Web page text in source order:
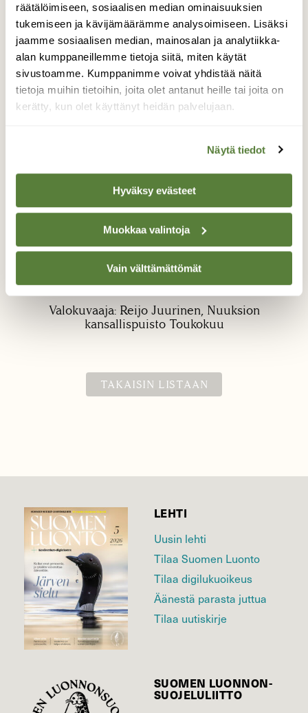
räätälöimiseen, sosiaalisen median ominaisuuksien
tukemiseen ja kävijämäärämme analysoimiseen. Lisäksi
jaamme sosiaalisen median, mainosalan ja analytiikka-
alan kumppaneillemme tietoja siitä, miten käytät
sivustoamme. Kumppanimme voivat yhdistää näitä
tietoja muihin tietoihin, joita olet antanut heille tai joita on
kerätty, kun olet käyttänyt heidän palvelujaan.
Näytä tiedot
Hyväksy evästeet
Muokkaa valintoja
Vain välttämättömät
Pihlajan-katajanruoste
Tänä keväänä ruoste ei tullut samaan
katajaan kuin viime vuonna, mutta matkaa
on vain vähän.
Valokuvaaja: Reijo Juurinen, Nuuksion
kansallispuisto Toukokuu
TAKAISIN LISTAAN
LEHTI
Uusin lehti
Tilaa Suomen Luonto
Tilaa digilukuoikeus
Äänestä parasta juttua
Tilaa uutiskirje
SUOMEN LUONNON­
SUOJELU­LIITTO